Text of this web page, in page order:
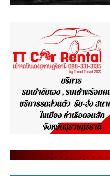
. . . . . . . . . . . . . . . .